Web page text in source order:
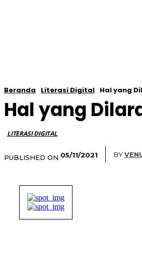
Beranda Literasi Digital Hal yang
Hal yang
LITERASI DIGITAL
PUBLISHED ON 05/11/2021 BY